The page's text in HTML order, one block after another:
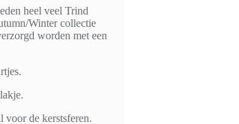
heel veel Trind
Winter collectie
worden met een
voor de kerstsferen.